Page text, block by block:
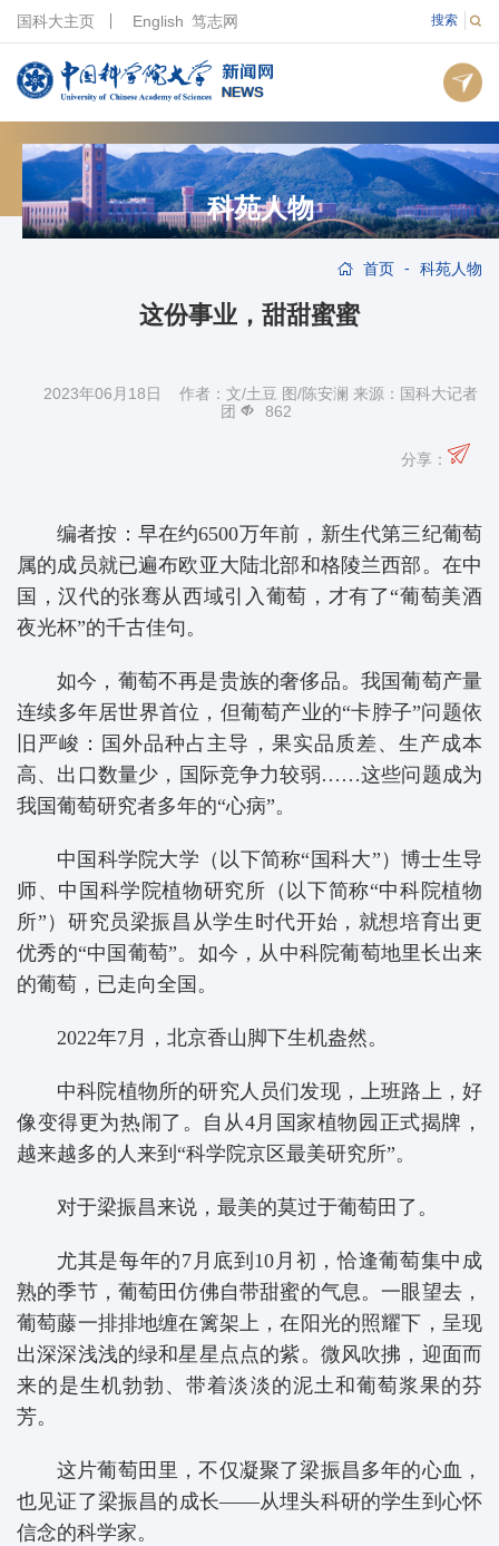
搜索
国科大主页 English 笃志网
科苑人物
首页 - 科苑人物
这份事业，甜甜蜜蜜
2023年06月18日 作者：文/土豆 图/陈安澜 来源：国科大记者
团
862
分享：
编者按：早在约6500万年前，新生代第三纪葡萄
属的成员就已遍布欧亚大陆北部和格陵兰西部。在中
国，汉代的张骞从西域引入葡萄，才有了“葡萄美酒
夜光杯”的千古佳句。
如今，葡萄不再是贵族的奢侈品。我国葡萄产量
连续多年居世界首位，但葡萄产业的“卡脖子”问题依
旧严峻：国外品种占主导，果实品质差、生产成本
高、出口数量少，国际竞争力较弱……这些问题成为
我国葡萄研究者多年的“心病”。
中国科学院大学（以下简称“国科大”）博士生导
师、中国科学院植物研究所（以下简称“中科院植物
所”）研究员梁振昌从学生时代开始，就想培育出更
优秀的“中国葡萄”。如今，从中科院葡萄地里长出来
的葡萄，已走向全国。
2022年7月，北京香山脚下生机盎然。
中科院植物所的研究人员们发现，上班路上，好
像变得更为热闹了。自从4月国家植物园正式揭牌，
越来越多的人来到“科学院京区最美研究所”。
对于梁振昌来说，最美的莫过于葡萄田了。
尤其是每年的7月底到10月初，恰逢葡萄集中成
熟的季节，葡萄田仿佛自带甜蜜的气息。一眼望去，
葡萄藤一排排地缠在篱架上，在阳光的照耀下，呈现
出深深浅浅的绿和星星点点的紫。微风吹拂，迎面而
来的是生机勃勃、带着淡淡的泥土和葡萄浆果的芬
芳。
这片葡萄田里，不仅凝聚了梁振昌多年的心血，
也见证了梁振昌的成长——从埋头科研的学生到心怀
信念的科学家。